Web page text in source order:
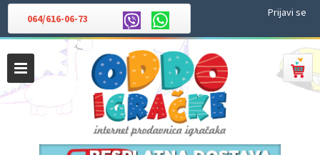
064/616-06-73 Prijavi se